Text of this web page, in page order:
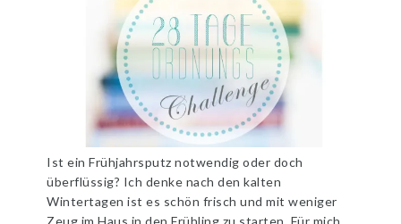
Ist ein Frühjahrsputz notwendig oder doch
überflüssig? Ich denke nach den kalten
Wintertagen ist es schön frisch und mit weniger